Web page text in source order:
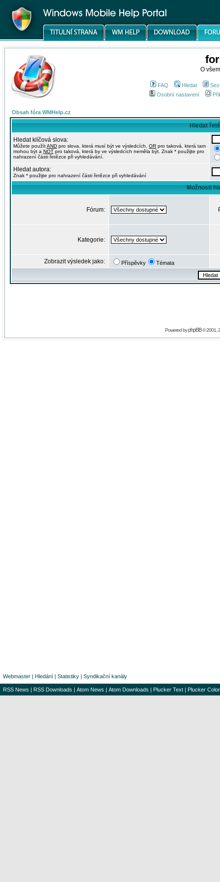
O
FAQ Hledat
Osobní nastavení
Obsah fóra WMHelp.cz
Hledat
Hledat klíčová slova:
Můžete použítAND pro slova, která musí být ve výsledcích, OR pro taková, která tam
mohou být a NOT pro taková, která by ve výsledcích neměla být. Znak * použijte pro
nahrazení části řetězce při vyhledávání.
Hledat autora:
Znak * použijte pro nahrazení části řetězce při vyhledávání
Možnosti
Fórum:
Kategorie:
Zobrazit výsledek jako: Příspěvky Témata
Powered byphpBB© 2001,
Webmaster | Hledání | Statistiky | Syndikační kanály
RSS News | RSS Downloads | Atom News | Atom Downloads | Plucker Text | Plucker Color